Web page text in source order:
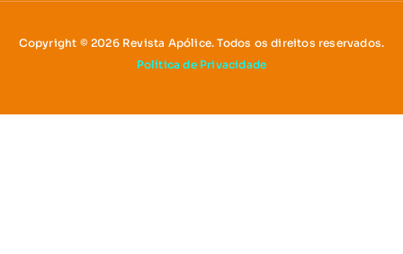
Copyright © 2026 Revista Apólice. Todos os direitos reservados.
Política de Privacidade